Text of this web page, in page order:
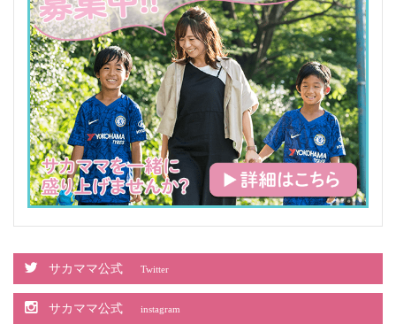
サカママ公式 Twitter
サカママ公式 instagram